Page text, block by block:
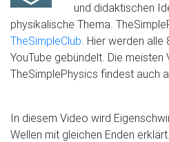
und didaktischen
physikalische Thema.
TheSimpleClub. Hier werden alle
YouTube gebündelt. Die meisten
TheSimplePhysics findest auch
In diesem Video wird
Wellen mit gleichen Enden erklärt.